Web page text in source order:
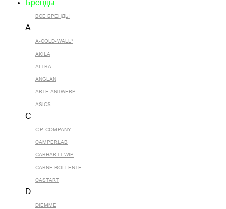
Бренды
ВСЕ БРЕНДЫ
A
A-COLD-WALL*
AKILA
ALTRA
ANGLAN
ARTE ANTWERP
ASICS
C
C.P. COMPANY
CAMPERLAB
CARHARTT WIP
CARNE BOLLENTE
CASTART
D
DIEMME